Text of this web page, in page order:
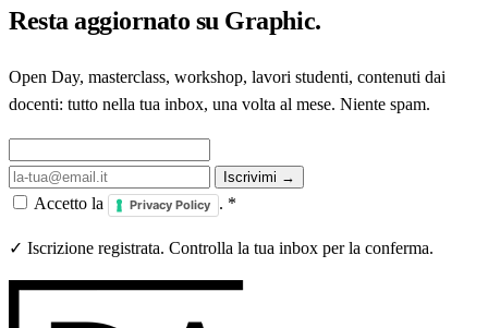
Resta aggiornato su Graphic.
Open Day, masterclass, workshop, lavori studenti, contenuti dai
docenti: tutto nella tua inbox, una volta al mese. Niente spam.
Iscrivimi →
Accetto la Privacy Policy . *
✓ Iscrizione registrata. Controlla la tua inbox per la conferma.